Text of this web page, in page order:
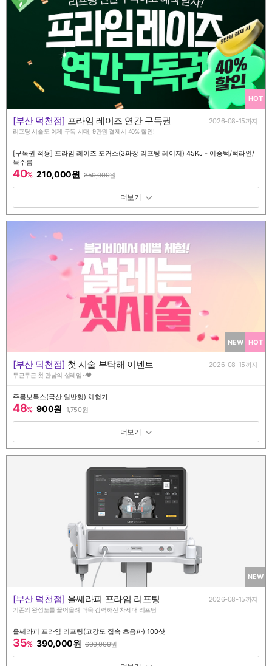
HOT
[부산 덕천점] 프라임 레이즈 연간 구독권 2026-08-15까지
리프팅 시술도 이제 구독 시대, 9만원 결제시 40% 할인!
[구독권 적용] 프라임 레이즈 포커스(3파장 리프팅 레이저) 45KJ - 이중턱/턱라인/
목주름
40% 210,000원 350,000원
패키지 보기 토글
NEW HOT
[부산 덕천점] 첫 시술 부탁해 이벤트 2026-08-15까지
두근두근 첫 만남의 설레임~♥
주름보톡스(국산 일반형) 체험가
48% 900원 1,750원
패키지 보기 토글
NEW
[부산 덕천점] 울쎄라피 프라임 리프팅 2026-08-15까지
기존의 완성도를 끌어올려 더욱 강력해진 차세대 리프팅
울쎄라피 프라임 리프팅(고강도 집속 초음파) 100샷
35% 390,000원 600,000원